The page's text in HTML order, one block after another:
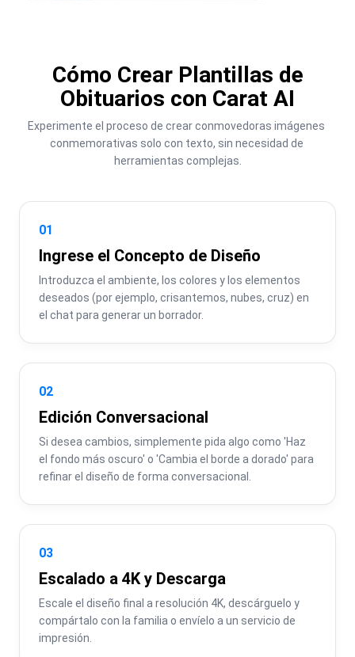
Cómo Crear Plantillas de
Obituarios con Carat AI
Experimente el proceso de crear conmovedoras imágenes
conmemorativas solo con texto, sin necesidad de
herramientas complejas.
01
Ingrese el Concepto de Diseño
Introduzca el ambiente, los colores y los elementos
deseados (por ejemplo, crisantemos, nubes, cruz) en
el chat para generar un borrador.
02
Edición Conversacional
Si desea cambios, simplemente pida algo como 'Haz
el fondo más oscuro' o 'Cambia el borde a dorado' para
refinar el diseño de forma conversacional.
03
Escalado a 4K y Descarga
Escale el diseño final a resolución 4K, descárguelo y
compártalo con la familia o envíelo a un servicio de
impresión.